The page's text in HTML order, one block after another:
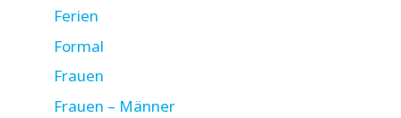
Ferien
Formal
Frauen
Frauen – Männer